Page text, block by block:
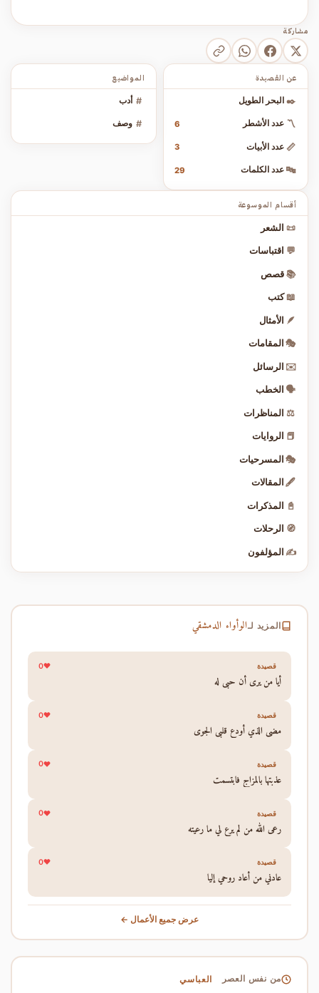
مشاركة
المواضيع
# أدب
# وصف
عن القصيدة
✒️ البحر الطويل
〽️ عدد الأشطر 6
📏 عدد الأبيات 3
🔤 عدد الكلمات 29
أقسام الموسوعة
📜 الشعر
💬 اقتباسات
📚 قصص
📖 كتب
🪶 الأمثال
🎭 المقامات
✉️ الرسائل
🗣️ الخطب
⚖️ المناظرات
📕 الروايات
🎭 المسرحيات
🖋️ المقالات
📓 المذكرات
🧭 الرحلات
✍️ المؤلفون
المزيد لـالوأواء الدمشقي
قصيدة 0
أيا من يرى أن حبي له
قصيدة 0
مضى الذي أودع قلبي الجوى
قصيدة 0
عذبتها بالمزاج فابتسمت
قصيدة 0
رعى الله من لم يرع لي ما رعيته
قصيدة 0
عادني من أعاد روحي إليا
عرض جميع الأعمال ←
من نفس العصر العباسي